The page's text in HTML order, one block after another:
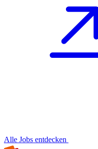
Alle Jobs entdecken